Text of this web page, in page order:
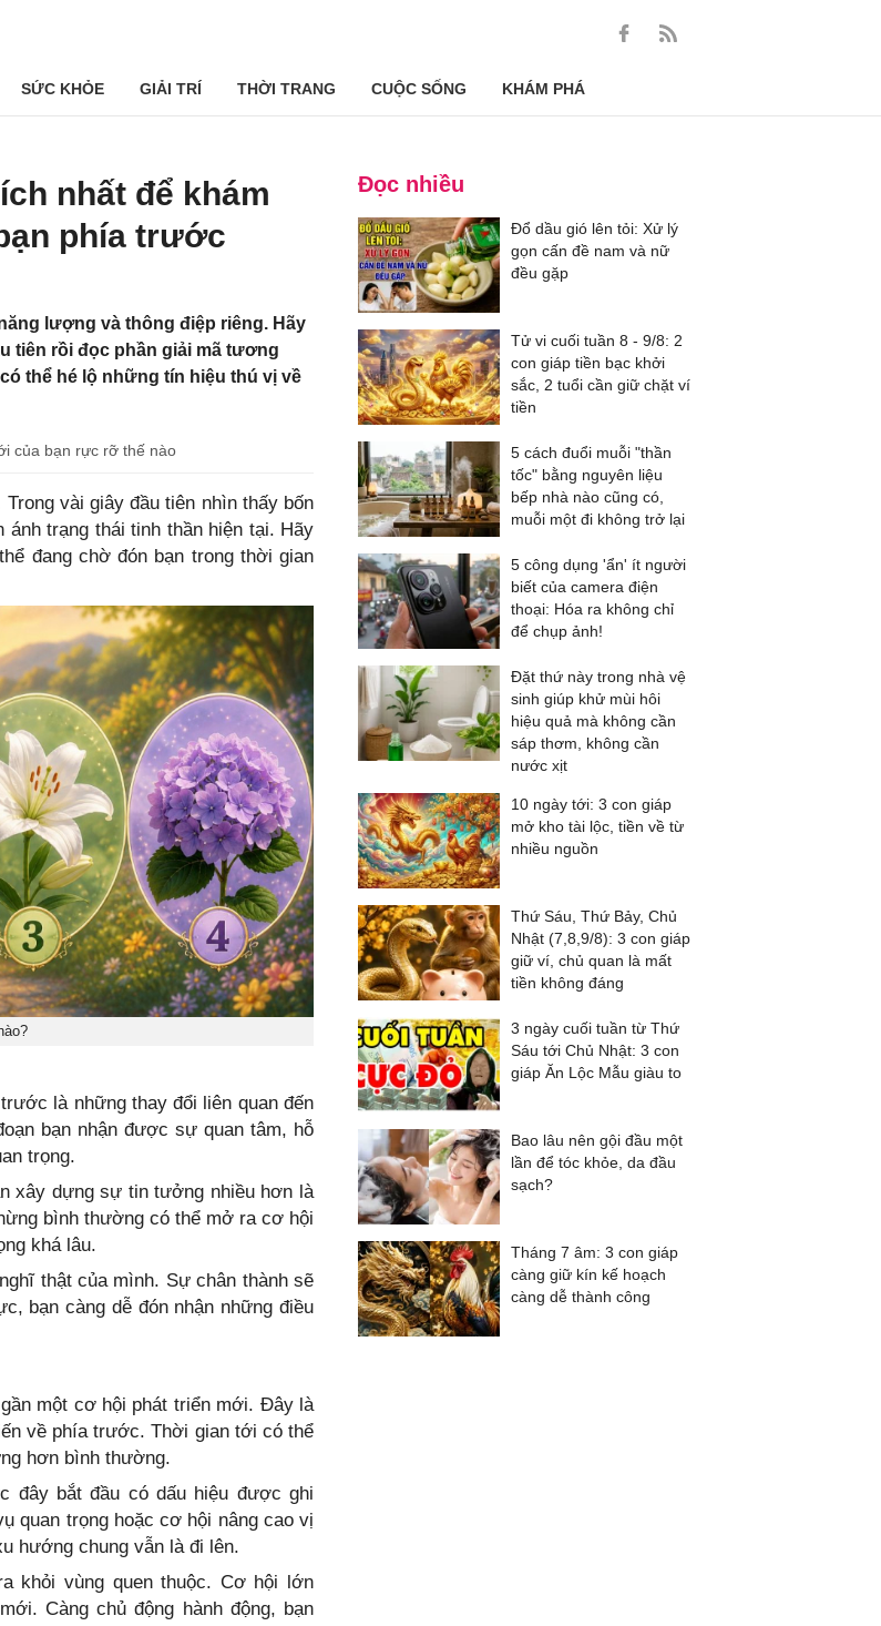
SỨC KHỎE GIẢI TRÍ THỜI TRANG CUỘC SỐNG KHÁM PHÁ
nhất để khám
phía trước
lượng và thông điệp riêng. Hãy
tiên rồi đọc phần giải mã tương
thể hé lộ những tín hiệu thú vị về
của bạn rực rỡ thế nào
vài giây đầu tiên nhìn thấy bốn
trạng thái tinh thần hiện tại. Hãy
đang chờ đón bạn trong thời gian
là những thay đổi liên quan đến
bạn nhận được sự quan tâm, hỗ
trọng.
xây dựng sự tin tưởng nhiều hơn là
bình thường có thể mở ra cơ hội
khá lâu.
thật của mình. Sự chân thành sẽ
bạn càng dễ đón nhận những điều
một cơ hội phát triển mới. Đây là
về phía trước. Thời gian tới có thể
hơn bình thường.
đây bắt đầu có dấu hiệu được ghi
quan trọng hoặc cơ hội nâng cao vị
hướng chung vẫn là đi lên.
khỏi vùng quen thuộc. Cơ hội lớn
Càng chủ động hành động, bạn
Đọc nhiều
Đổ dầu gió lên tỏi: Xử lý
gọn cấn đề nam và nữ
đều gặp
Tử vi cuối tuần 8 - 9/8: 2
con giáp tiền bạc khởi
sắc, 2 tuổi cần giữ chặt ví
tiền
5 cách đuổi muỗi "thần
tốc" bằng nguyên liệu
bếp nhà nào cũng có,
muỗi một đi không trở lại
5 công dụng 'ẩn' ít người
biết của camera điện
thoại: Hóa ra không chỉ
để chụp ảnh!
Đặt thứ này trong nhà vệ
sinh giúp khử mùi hôi
hiệu quả mà không cần
sáp thơm, không cần
nước xịt
10 ngày tới: 3 con giáp
mở kho tài lộc, tiền về từ
nhiều nguồn
Thứ Sáu, Thứ Bảy, Chủ
Nhật (7,8,9/8): 3 con giáp
giữ ví, chủ quan là mất
tiền không đáng
3 ngày cuối tuần từ Thứ
Sáu tới Chủ Nhật: 3 con
giáp Ăn Lộc Mẫu giàu to
Bao lâu nên gội đầu một
lần để tóc khỏe, da đầu
sạch?
Tháng 7 âm: 3 con giáp
càng giữ kín kế hoạch
càng dễ thành công